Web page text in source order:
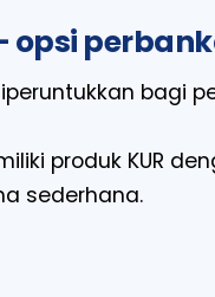
opsi
bagi
produk KUR
sederhana.